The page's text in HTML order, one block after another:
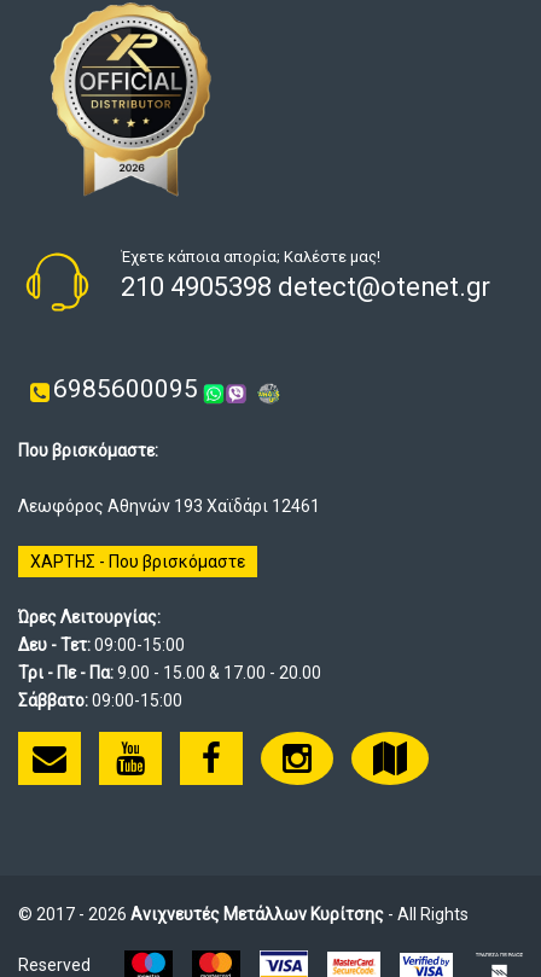
Έχετε κάποια απορία; Καλέστε μας!
210 4905398 detect@otenet.gr
6985600095
Που βρισκόμαστε:
Λεωφόρος Αθηνών 193 Χαϊδάρι 12461
ΧΑΡΤΗΣ - Που βρισκόμαστε
Ώρες Λειτουργίας:
Δευ - Τετ:09:00-15:00
Τρι - Πε - Πα:9.00 - 15.00 & 17.00 - 20.00
Σάββατο:09:00-15:00
© 2017 - 2026 Ανιχνευτές Μετάλλων Κυρίτσης - All Rights
Reserved